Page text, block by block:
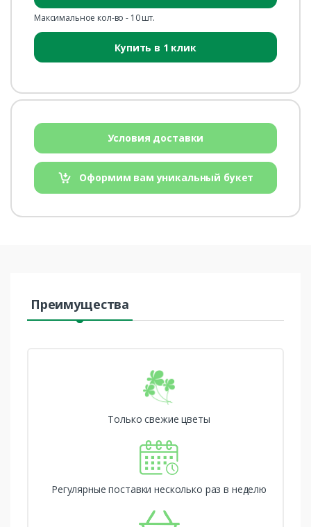
Максимальное кол-во - 10 шт.
Купить в 1 клик
Условия доставки
Оформим вам уникальный букет
Преимущества
Только свежие цветы
Регулярные поставки несколько раз в неделю